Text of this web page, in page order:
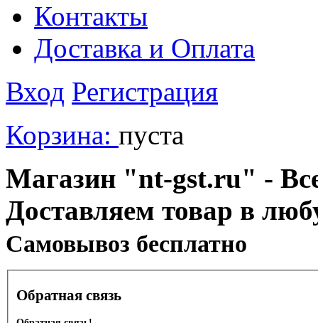
Контакты
Доставка и Оплата
Вход Регистрация
Корзина: пуста
Магазин "nt-gst.ru" -
Доставляем товар в
Cамовывоз бесплатно
Обратная связь